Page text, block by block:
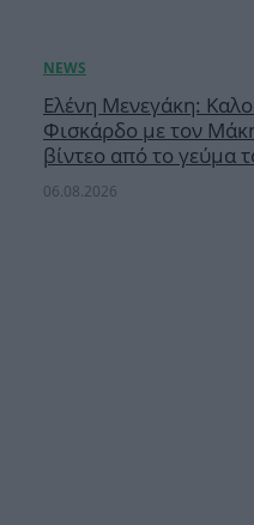
Ελένη Μενεγάκη:
Φισκάρδο με τον
βίντεο από το γεύμα
06.08.2026